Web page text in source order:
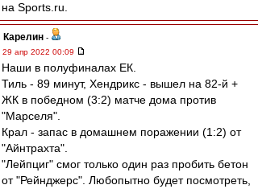
на Sports.ru.
Карелин -
29 апр 2022 00:09
Наши в полуфиналах ЕК.
Тиль - 89 минут, Хендрикс - вышел на 82-й +
ЖК в победном (3:2) матче дома против
"Марселя".
Крал - запас в домашнем поражении (1:2) от
"Айнтрахта".
"Лейпциг" смог только один раз пробить бетон
от "Рейнджерс". Любопытно будет посмотреть,